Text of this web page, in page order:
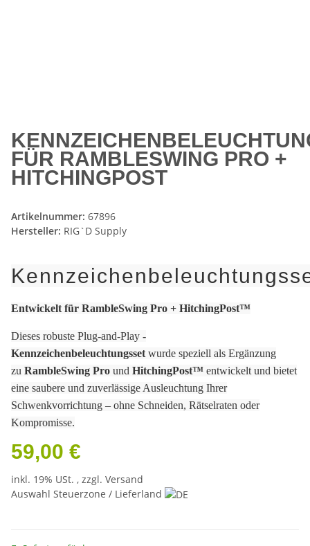
FÜR RAMBLESWING PRO +
HITCHINGPOST
Artikelnummer: 67896
Hersteller: RIG`D Supply
Entwickelt für RambleSwing Pro + HitchingPost™
Dieses robuste Plug-and-Play -
Kennzeichenbeleuchtungsset wurde speziell als Ergänzung
zu RambleSwing Pro und HitchingPost™ entwickelt und bietet
eine saubere und zuverlässige Ausleuchtung Ihrer
Schwenkvorrichtung – ohne Schneiden, Rätselraten oder
Kompromisse.
59,00 €
inkl. 19% USt. , zzgl. Versand
Auswahl Steuerzone / Lieferland